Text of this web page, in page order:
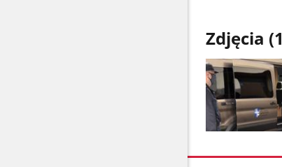
Zdjęcia
zdjęcie